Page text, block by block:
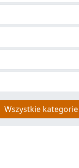
Wszystkie kategorie